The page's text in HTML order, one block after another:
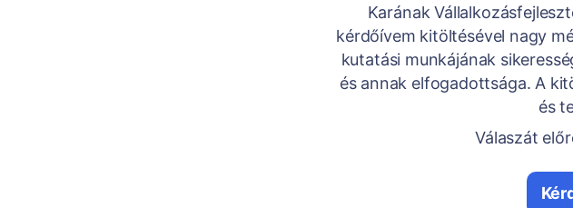
Karának
kérdőívem kitöltésével nagy
kutatási munkájának
és annak elfogadottsága. A
és
Válaszát